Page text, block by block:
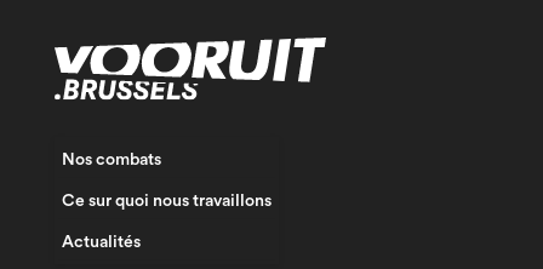
Nos combats
Ce sur quoi nous travaillons
Actualités